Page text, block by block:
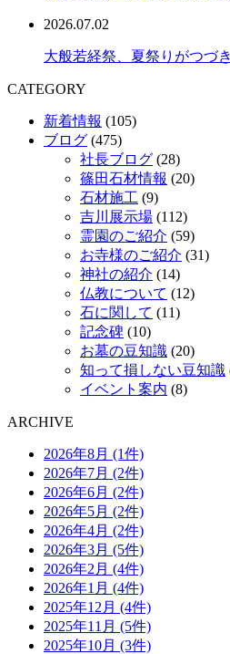
2026.07.02
大般若経祭、夏祭りがつづ
CATEGORY
新着情報 (105)
ブログ (475)
社長ブログ (28)
篠田石材情報 (20)
石材施工 (9)
吉川展示場 (112)
霊園のご紹介 (59)
お寺様のご紹介 (31)
神社の紹介 (14)
仏教について (12)
石に関して (11)
記念碑 (10)
お墓の豆知識 (20)
知って損しない豆知識
イベント案内 (8)
ARCHIVE
2026年8月 (1件)
2026年7月 (2件)
2026年6月 (2件)
2026年5月 (2件)
2026年4月 (2件)
2026年3月 (5件)
2026年2月 (4件)
2026年1月 (4件)
2025年12月 (4件)
2025年11月 (5件)
2025年10月 (3件)